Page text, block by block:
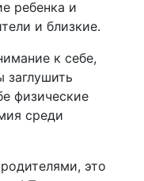
ребенка и
и близкие.
к себе,
заглушить
физические
среди
это